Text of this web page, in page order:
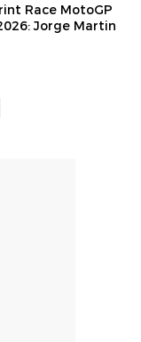
Race MotoGP
Jorge Martin